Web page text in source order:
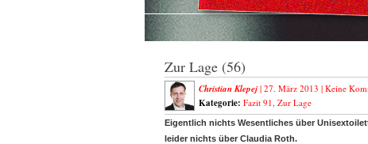
Zur Lage (56)
Christian Klepej | 27. März 2013 | Keine
Kategorie: Fazit 91, Zur Lage
Eigentlich nichts Wesentliches über
leider nichts über Claudia Roth.